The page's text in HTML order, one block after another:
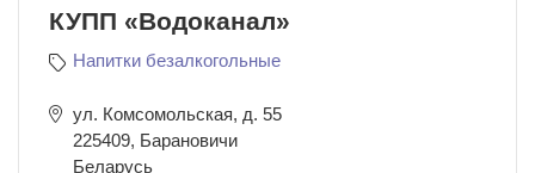
КУПП «Водоканал»
Напитки безалкогольные
ул. Комсомольская, д. 55
225409, Барановичи
Беларусь